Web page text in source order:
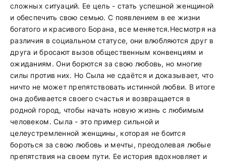
сложных ситуаций. Ее цель - стать успешной женщиной
и обеспечить свою семью. С появлением в ее жизни
богатого и красивого Борана, все меняется.Несмотря на
различия в социальном статусе, они влюбляются друг в
друга и бросают вызов общественным конвенциям и
ожиданиям. Они борются за свою любовь, но многие
силы против них. Но Сыла не сдаётся и доказывает, что
ничто не может препятствовать истинной любви. В итоге
она добивается своего счастья и возвращается в
родной город, чтобы начать новую жизнь с любимым
человеком. Сыла - это пример сильной и
целеустремленной женщины, которая не боится
бороться за свою любовь и мечты, преодолевая любые
препятствия на своем пути. Ее история вдохновляет и